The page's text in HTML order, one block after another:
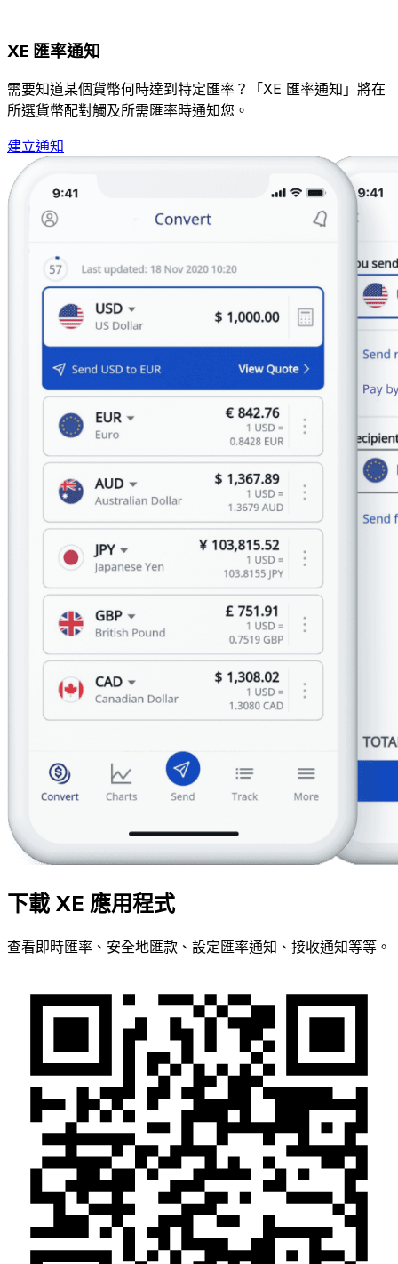
XE 匯率通知
需要知道某個貨幣何時達到特定匯率？「XE 匯率通知」將在
所選貨幣配對觸及所需匯率時通知您。
建立通知
下載 XE 應用程式
查看即時匯率、安全地匯款、設定匯率通知、接收通知等等。